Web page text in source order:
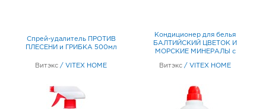
Спрей-удалитель ПРОТИВ
ПЛЕСЕНИ и ГРИБКА 500мл
Витэкс / VITEX HOME
Кондиционер для белья
БАЛТИЙСКИЙ ЦВЕТОК И
МОРСКИЕ МИНЕРАЛЫ с
антистатическим эффектом 1л
Витэкс / VITEX HOME